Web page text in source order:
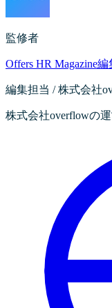
監修者
Offers HR Magazine編
編集担当 / 株式会社
株式会社overflowの運